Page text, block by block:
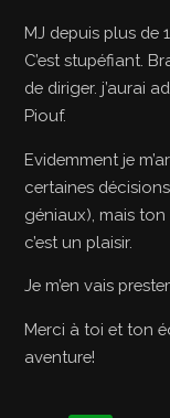
MJ depuis plus de
C’est stupéfiant.
de diriger. j’aurai
Piouf.
Evidemment je
certaines
géniaux), mais
c’est un plaisir.
Je m’en vais
Merci à toi et ton
aventure!